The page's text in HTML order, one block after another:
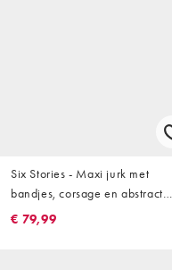
Six Stories - Maxi jurk met
bandjes, corsage en abstract
motief van kralen in lichtroze
€ 79,99